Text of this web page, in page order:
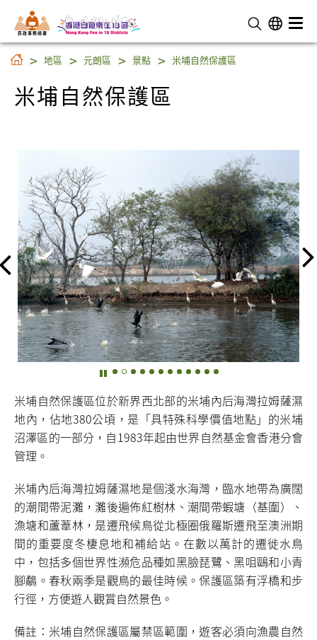
民 政 事 務 總 署
米埔自然保護區
地區 元朗區 景點 米埔自然保護區
米埔自然保護區
米埔自然保護區位於新界西北部的米埔內后海灣拉姆薩濕
地內，佔地380公頃，是「具特殊科學價值地點」的米埔
沼澤區的一部分，自1983年起由世界自然基金會香港分會
管理。
米埔內后海灣拉姆薩濕地是個淺水海灣，臨水地帶為廣闊
的潮間帶泥灘，灘後遍佈紅樹林、潮間帶蝦塘（基圍）、
漁塘和蘆葦林，是遷飛候鳥從北極圈俄羅斯遷飛至澳洲期
間的重要度冬棲息地和補給站。在數以萬計的遷徙水鳥
中，包括多個世界性瀕危品種如黑臉琵鷺、黑咀鷗和小青
腳鷸。春秋兩季是觀鳥的最佳時候。保護區築有浮橋和步
行徑，方便遊人觀賞自然景色。
備註：米埔自然保護區屬禁區範圍，遊客必須向漁農自然